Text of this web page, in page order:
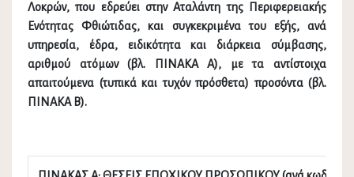
Λοκρών, που εδρεύει στην Αταλάντη της Περιφερειακής
Ενότητας Φθιώτιδας, και συγκεκριμένα του εξής, ανά
υπηρεσία, έδρα, ειδικότητα και διάρκεια σύμβασης,
αριθμού ατόμων (βλ. ΠΙΝΑΚΑ Α), με τα αντίστοιχα
απαιτούμενα (τυπικά και τυχόν πρόσθετα) προσόντα (βλ.
ΠΙΝΑΚΑ Β).